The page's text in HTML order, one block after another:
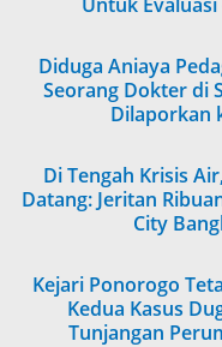
Diduga Aniaya
Seorang Dokter di
Dilaporkan
Di Tengah Krisis
Datang: Jeritan
City
Kejari Ponorogo
Kedua Kasus
Tunjangan